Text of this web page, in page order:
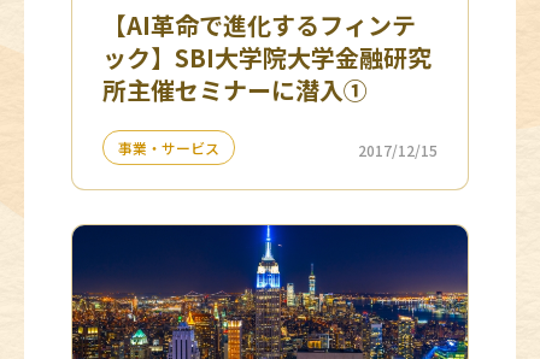
【AI革命で進化するフィンテ
ック】SBI大学院大学金融研究
所主催セミナーに潜入①
事業・サービス 2017/12/15